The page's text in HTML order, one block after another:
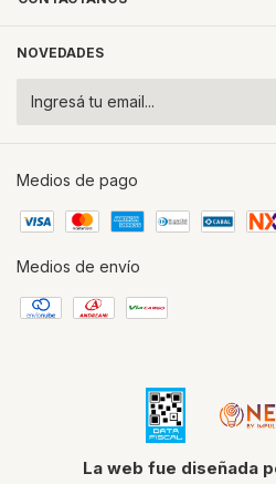
NOVEDADES
Medios de pago
Medios de envío
La web fue diseñada